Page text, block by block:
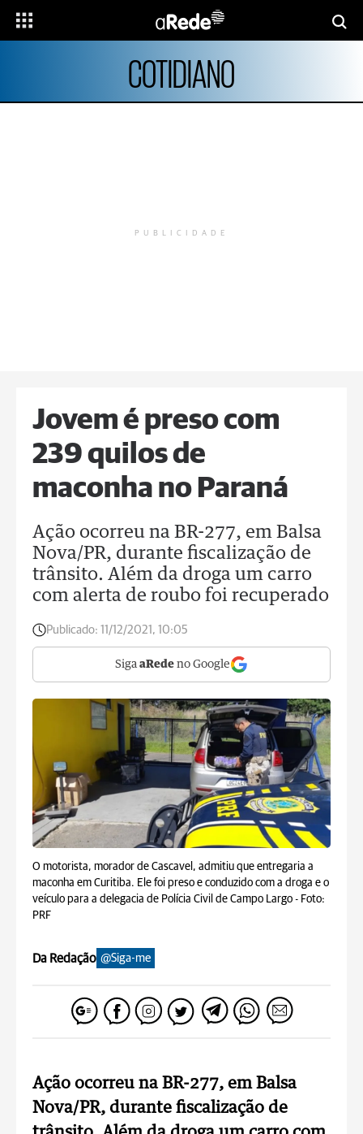
COTIDIANO
PUBLICIDADE
Jovem é preso com
239 quilos de
maconha no Paraná
Ação ocorreu na BR-277, em Balsa
Nova/PR, durante fiscalização de
trânsito. Além da droga um carro
com alerta de roubo foi recuperado
Publicado: 11/12/2021, 10:05
Siga aRede no Google
O motorista, morador de Cascavel, admitiu que entregaria a
maconha em Curitiba. Ele foi preso e conduzido com a droga e o
veículo para a delegacia de Polícia Civil de Campo Largo - Foto:
PRF
Da Redação @Siga-me
Ação ocorreu na BR-277, em Balsa
Nova/PR, durante fiscalização de